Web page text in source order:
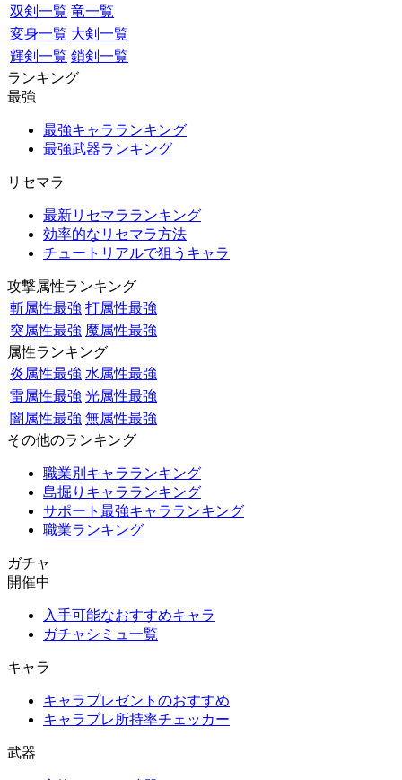
双剣一覧 竜一覧
変身一覧 大剣一覧
輝剣一覧 鎖剣一覧
ランキング
最強
最強キャラランキング
最強武器ランキング
リセマラ
最新リセマラランキング
効率的なリセマラ方法
チュートリアルで狙うキャラ
攻撃属性ランキング
斬属性最強 打属性最強
突属性最強 魔属性最強
属性ランキング
炎属性最強 水属性最強
雷属性最強 光属性最強
闇属性最強 無属性最強
その他のランキング
職業別キャラランキング
島掘りキャラランキング
サポート最強キャラランキング
職業ランキング
ガチャ
開催中
入手可能なおすすめキャラ
ガチャシミュ一覧
キャラ
キャラプレゼントのおすすめ
キャラプレ所持率チェッカー
武器